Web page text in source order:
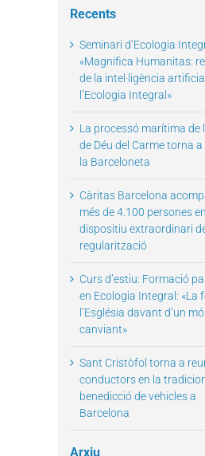
Recents
Seminari d’Ecologia
«Magnifica Humanitas:
de la intel·ligència
l’Ecologia Integral»
La processó marítima de
de Déu del Carme torna
la Barceloneta
Càritas Barcelona
més de 4.100 persones
dispositiu extraordinari
regularització
Curs d’estiu: Formació
en Ecologia Integral: «La
l’Església davant d’un
canviant»
Sant Cristòfol torna a
conductors en la
benedicció de vehicles a
Barcelona
Arxiu